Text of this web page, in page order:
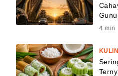
4 min